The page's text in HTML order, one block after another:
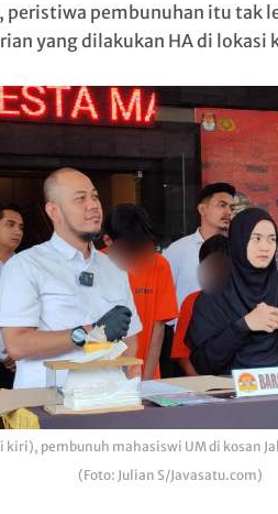
peristiwa pembunuhan itu tak
yang dilakukan HA di lokasi
kiri), pembunuh mahasiswi UM di kosan
(Foto: Julian S/Javasatu.com)